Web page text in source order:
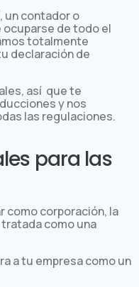
un contador o
de todo el
totalmente
declaración de
así que te
y nos
las regulaciones.
para las
como corporación, la
como una
a tu empresa como un